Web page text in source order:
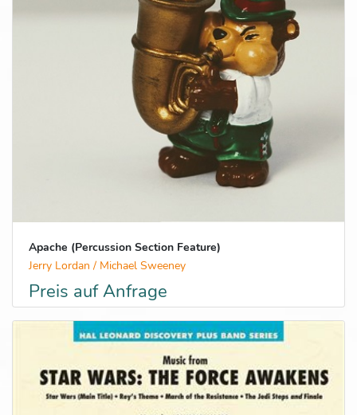
Apache (Percussion Section Feature)
Jerry Lordan / Michael Sweeney
Preis auf Anfrage